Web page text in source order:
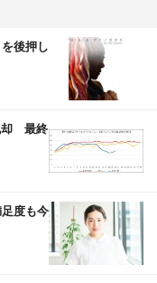
後押し
却 最終
度も今